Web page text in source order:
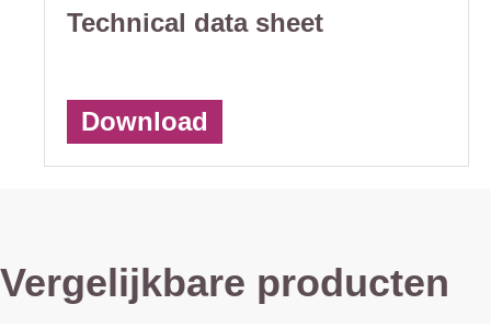
Technical data sheet
Download
Vergelijkbare producten